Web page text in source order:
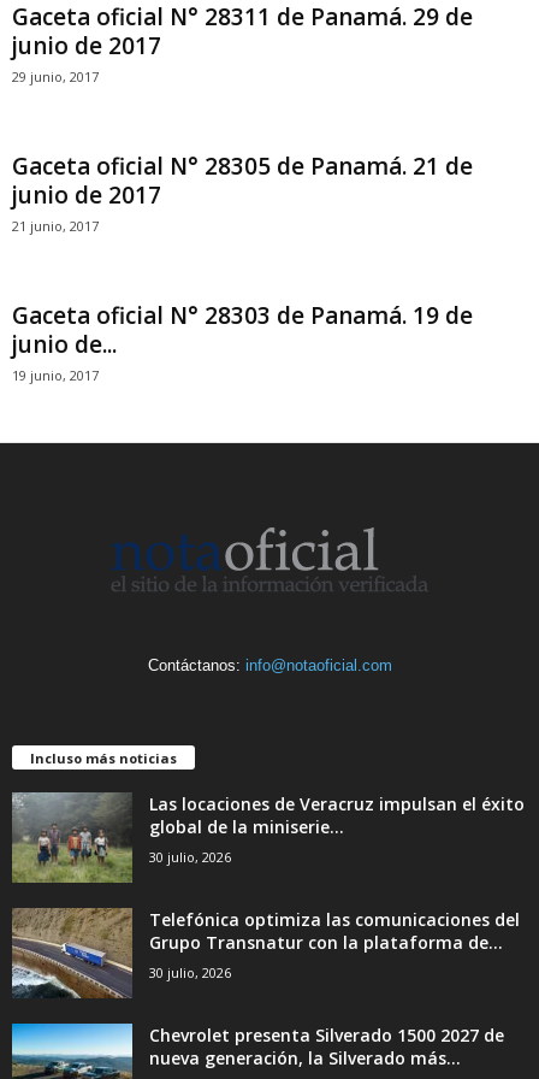
Gaceta oficial N° 28311 de Panamá. 29 de
junio de 2017
29 junio, 2017
Gaceta oficial N° 28305 de Panamá. 21 de
junio de 2017
21 junio, 2017
Gaceta oficial N° 28303 de Panamá. 19 de
junio de...
19 junio, 2017
Contáctanos: info@notaoficial.com
Incluso más noticias
Las locaciones de Veracruz impulsan el éxito
global de la miniserie...
30 julio, 2026
Telefónica optimiza las comunicaciones del
Grupo Transnatur con la plataforma de...
30 julio, 2026
Chevrolet presenta Silverado 1500 2027 de
nueva generación, la Silverado más...